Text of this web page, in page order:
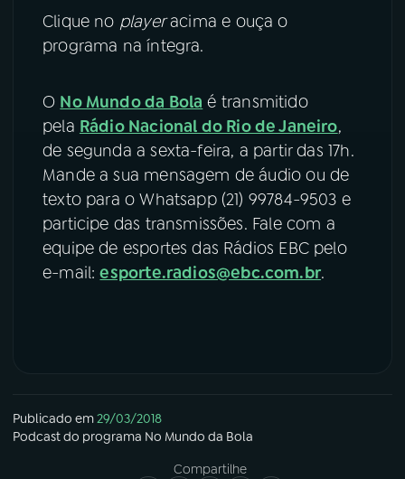
Clique no playeracima e ouça o
programa na íntegra.
O No Mundo da Bola é transmitido
pela Rádio Nacional do Rio de Janeiro,
de segunda a sexta-feira, a partir das 17h.
Mande a sua mensagem de áudio ou de
texto para o Whatsapp (21) 99784-9503 e
participe das transmissões. Fale com a
equipe de esportes das Rádios EBC pelo
e-mail:esporte.radios@ebc.com.br.
Publicado em29/03/2018
Podcastdo programa No Mundo da Bola
Compartilhe